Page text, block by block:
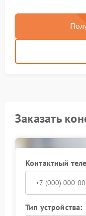
Заказать
Контактный
Тип устройства: